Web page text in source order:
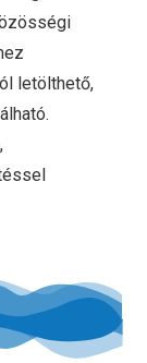
letölthető,